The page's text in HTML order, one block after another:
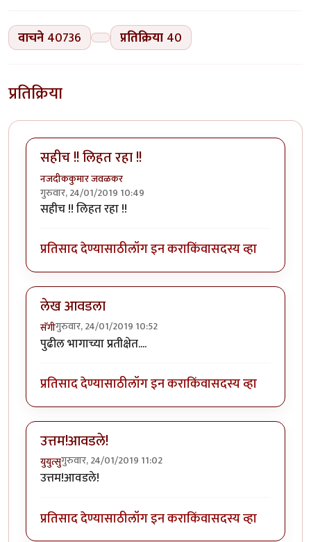
वाचने 40736 प्रतिक्रिया 40
प्रतिक्रिया
सहीच !! लिहत रहा !!
नजदीककुमार जवळकर
गुरुवार, 24/01/2019 10:49
सहीच !! लिहत रहा !!
प्रतिसाद देण्यासाठीलॉग इन कराकिंवासदस्य व्हा
लेख आवडला
सॅगीगुरुवार, 24/01/2019 10:52
पुढील भागाच्या प्रतीक्षेत....
प्रतिसाद देण्यासाठीलॉग इन कराकिंवासदस्य व्हा
उत्तम!आवडले!
युयुत्सुगुरुवार, 24/01/2019 11:02
उत्तम!आवडले!
प्रतिसाद देण्यासाठीलॉग इन कराकिंवासदस्य व्हा